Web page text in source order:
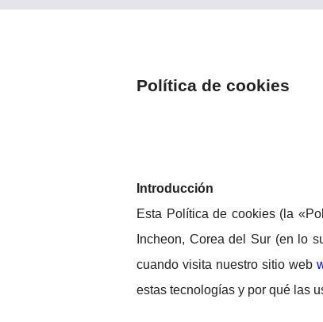
Política de cookies
Introducción
Esta Política de cookies (la
Incheon, Corea del Sur (en lo
cuando visita nuestro sitio web
estas tecnologías y por qué las